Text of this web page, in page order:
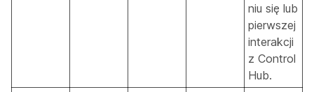
niu się lub
pierwszej
interakcji
z Control
Hub.